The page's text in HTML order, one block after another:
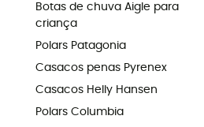
Botas de chuva Aigle para
criança
Polars Patagonia
Casacos penas Pyrenex
Casacos Helly Hansen
Polars Columbia